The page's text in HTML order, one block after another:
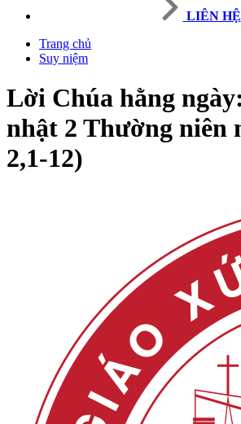
LIÊN HỆ
Trang chủ
Suy niệm
Lời Chúa hằng
nhật 2 Thường niên
2,1-12)